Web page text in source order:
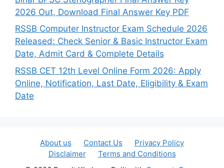
2026 Out, Download Final Answer Key PDF
RSSB Computer Instructor Exam Schedule 2026
Released: Check Senior & Basic Instructor Exam
Date, Admit Card & Complete Details
RSSB CET 12th Level Online Form 2026: Apply
Online, Notification, Last Date, Eligibility & Exam
Date
About us Contact Us
Privacy Policy
Disclaimer
Terms and Conditions